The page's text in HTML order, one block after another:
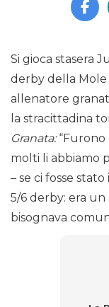
Si gioca stasera
derby della
allenatore
la stracittadina
Granata:“Furono
molti li abbiamo
– se ci fosse
5/6 derby: era
bisognava